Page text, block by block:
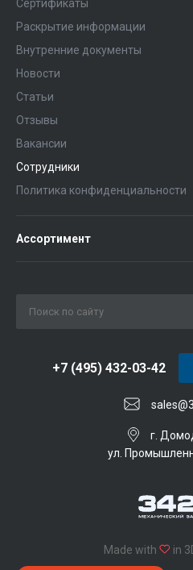
Сертификаты
Раскрытие информации
Внутренние документы
Новости
Статьи
Отзывы
Вакансии
Сотрудники
Политика конфиденциальности
Ассортимент
+7 (495) 432-03-42
г.
ул.
Made with in